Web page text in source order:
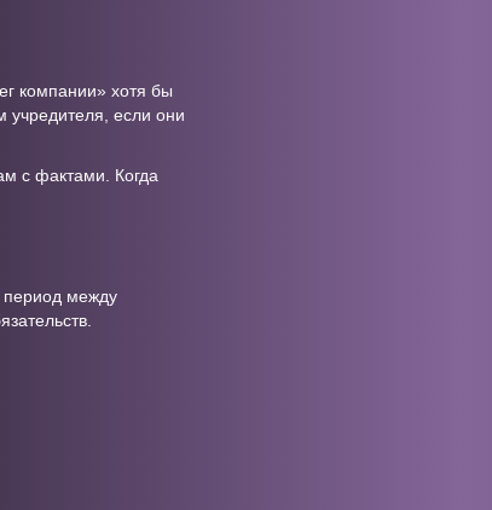
компании» хотя бы
учредителя, если они
с фактами. Когда
период между